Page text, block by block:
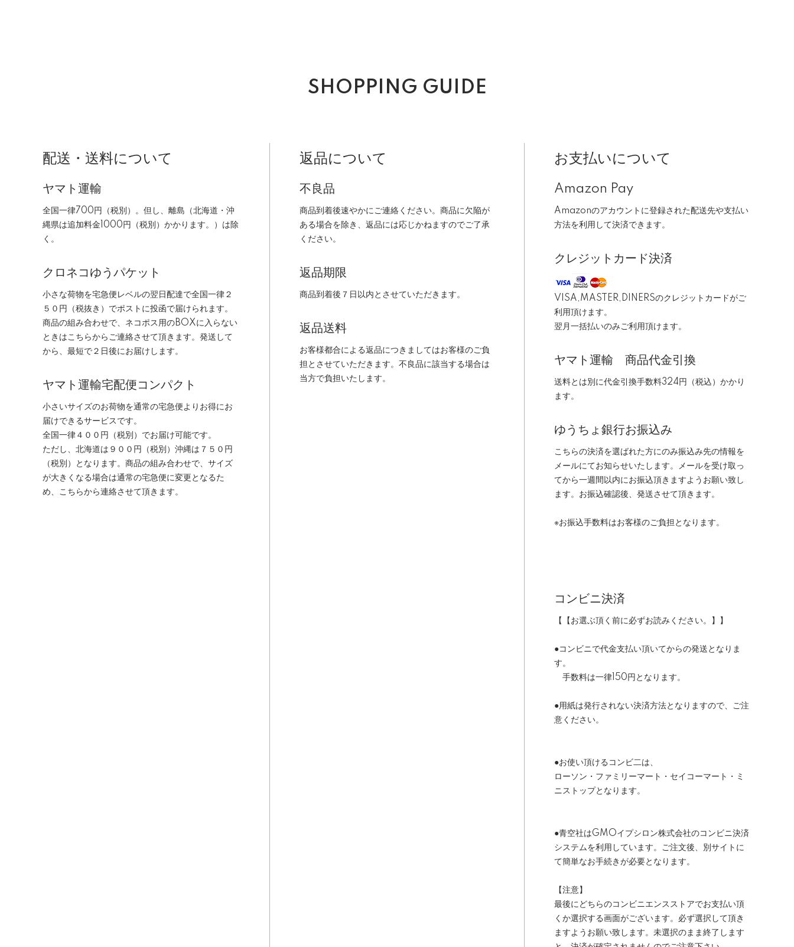
SHOPPING GUIDE
配送・送料について
ヤマト運輸
全国一律700円（税別）。但し、離島（北海道・沖
縄県は追加料金1000円（税別）かかります。）は除
く。
クロネコゆうパケット
小さな荷物を宅急便レベルの翌日配達で全国一律２
５０円（税抜き）でポストに投函で届けられます。
商品の組み合わせで、ネコポス用のBOXに入らない
ときはこちらからご連絡させて頂きます。発送して
から、最短で２日後にお届けします。
ヤマト運輸宅配便コンパクト
小さいサイズのお荷物を通常の宅急便よりお得にお
届けできるサービスです。
全国一律４００円（税別）でお届け可能です。
ただし、北海道は９００円（税別）沖縄は７５０円
（税別）となります。商品の組み合わせで、サイズ
が大きくなる場合は通常の宅急便に変更となるた
め、こちらから連絡させて頂きます。
返品について
不良品
商品到着後速やかにご連絡ください。商品に欠陥が
ある場合を除き、返品には応じかねますのでご了承
ください。
返品期限
商品到着後７日以内とさせていただきます。
返品送料
お客様都合による返品につきましてはお客様のご負
担とさせていただきます。不良品に該当する場合は
当方で負担いたします。
お支払いについて
Amazon Pay
Amazonのアカウントに登録された配送先や支払い
方法を利用して決済できます。
クレジットカード決済
VISA,MASTER,DINERSのクレジットカードがご
利用頂けます。
翌月一括払いのみご利用頂けます。
ヤマト運輸 商品代金引換
送料とは別に代金引換手数料324円（税込）かかり
ます。
ゆうちょ銀行お振込み
こちらの決済を選ばれた方にのみ振込み先の情報を
メールにてお知らせいたします。メールを受け取っ
てから一週間以内にお振込頂きますようお願い致し
ます。お振込確認後、発送させて頂きます。
※お振込手数料はお客様のご負担となります。
コンビニ決済
【【お選ぶ頂く前に必ずお読みください。】】
●コンビニで代金支払い頂いてからの発送となりま
す。
手数料は一律150円となります。
●用紙は発行されない決済方法となりますので、ご注
意ください。
●お使い頂けるコンビ二は、
ローソン・ファミリーマート・セイコーマート・ミ
ニストップとなります。
●青空社はGMOイプシロン株式会社のコンビニ決済
システムを利用しています。ご注文後、別サイトに
て簡単なお手続きが必要となります。
【注意】
最後にどちらのコンビニエンスストアでお支払い頂
くか選択する画面がございます。必ず選択して頂き
ますようお願い致します。未選択のまま終了します